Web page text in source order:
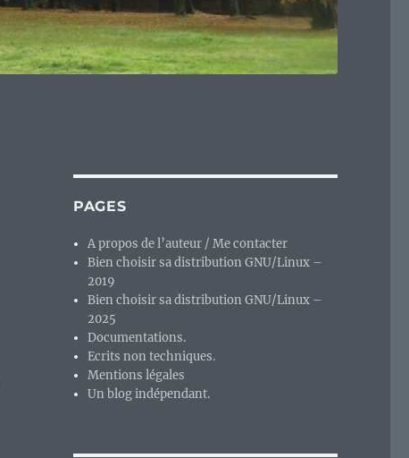
PAGES
A propos de l’auteur / Me contacter
Bien choisir sa distribution GNU/Linux –
2019
Bien choisir sa distribution GNU/Linux –
2025
Documentations.
Ecrits non techniques.
Mentions légales
Un blog indépendant.